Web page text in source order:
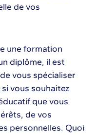
de vos
une formation
diplôme, il est
vous spécialiser
vous souhaitez
que vous
de vos
personnelles. Quoi